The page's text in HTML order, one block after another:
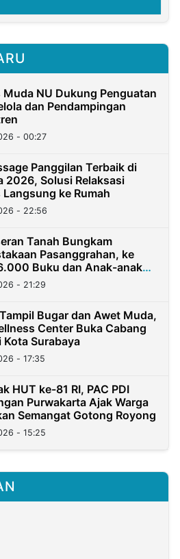
NU Dukung Penguatan
dan Pendampingan
- 00:27
Panggilan Terbaik di
2026, Solusi Relaksasi
Langsung ke Rumah
- 22:56
Tanah Bungkam
Pasanggrahan, ke
Buku dan Anak-anak
- 21:29
Bugar dan Awet Muda,
Center Buka Cabang
Kota Surabaya
- 17:35
HUT ke-81 RI, PAC PDI
Purwakarta Ajak Warga
Semangat Gotong Royong
- 15:25